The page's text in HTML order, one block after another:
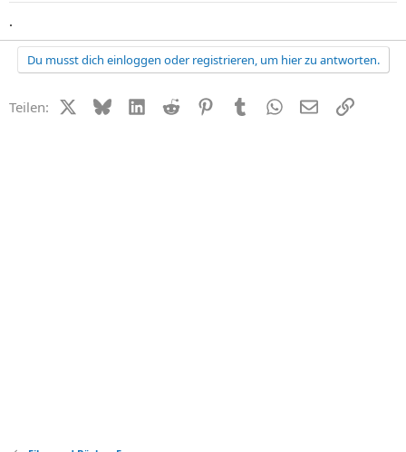
.
Du musst dich einloggen oder registrieren, um hier zu antworten.
Teilen: X (Twitter)
BlueskyLinkedIn
Reddit PinterestTumblr WhatsApp
E-MailLink